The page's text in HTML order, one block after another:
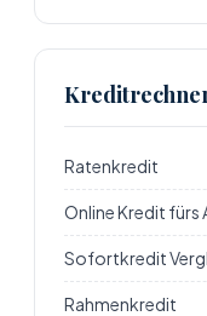
Ratenkredit
Online Kredit fürs
Sofortkredit
Rahmenkredit